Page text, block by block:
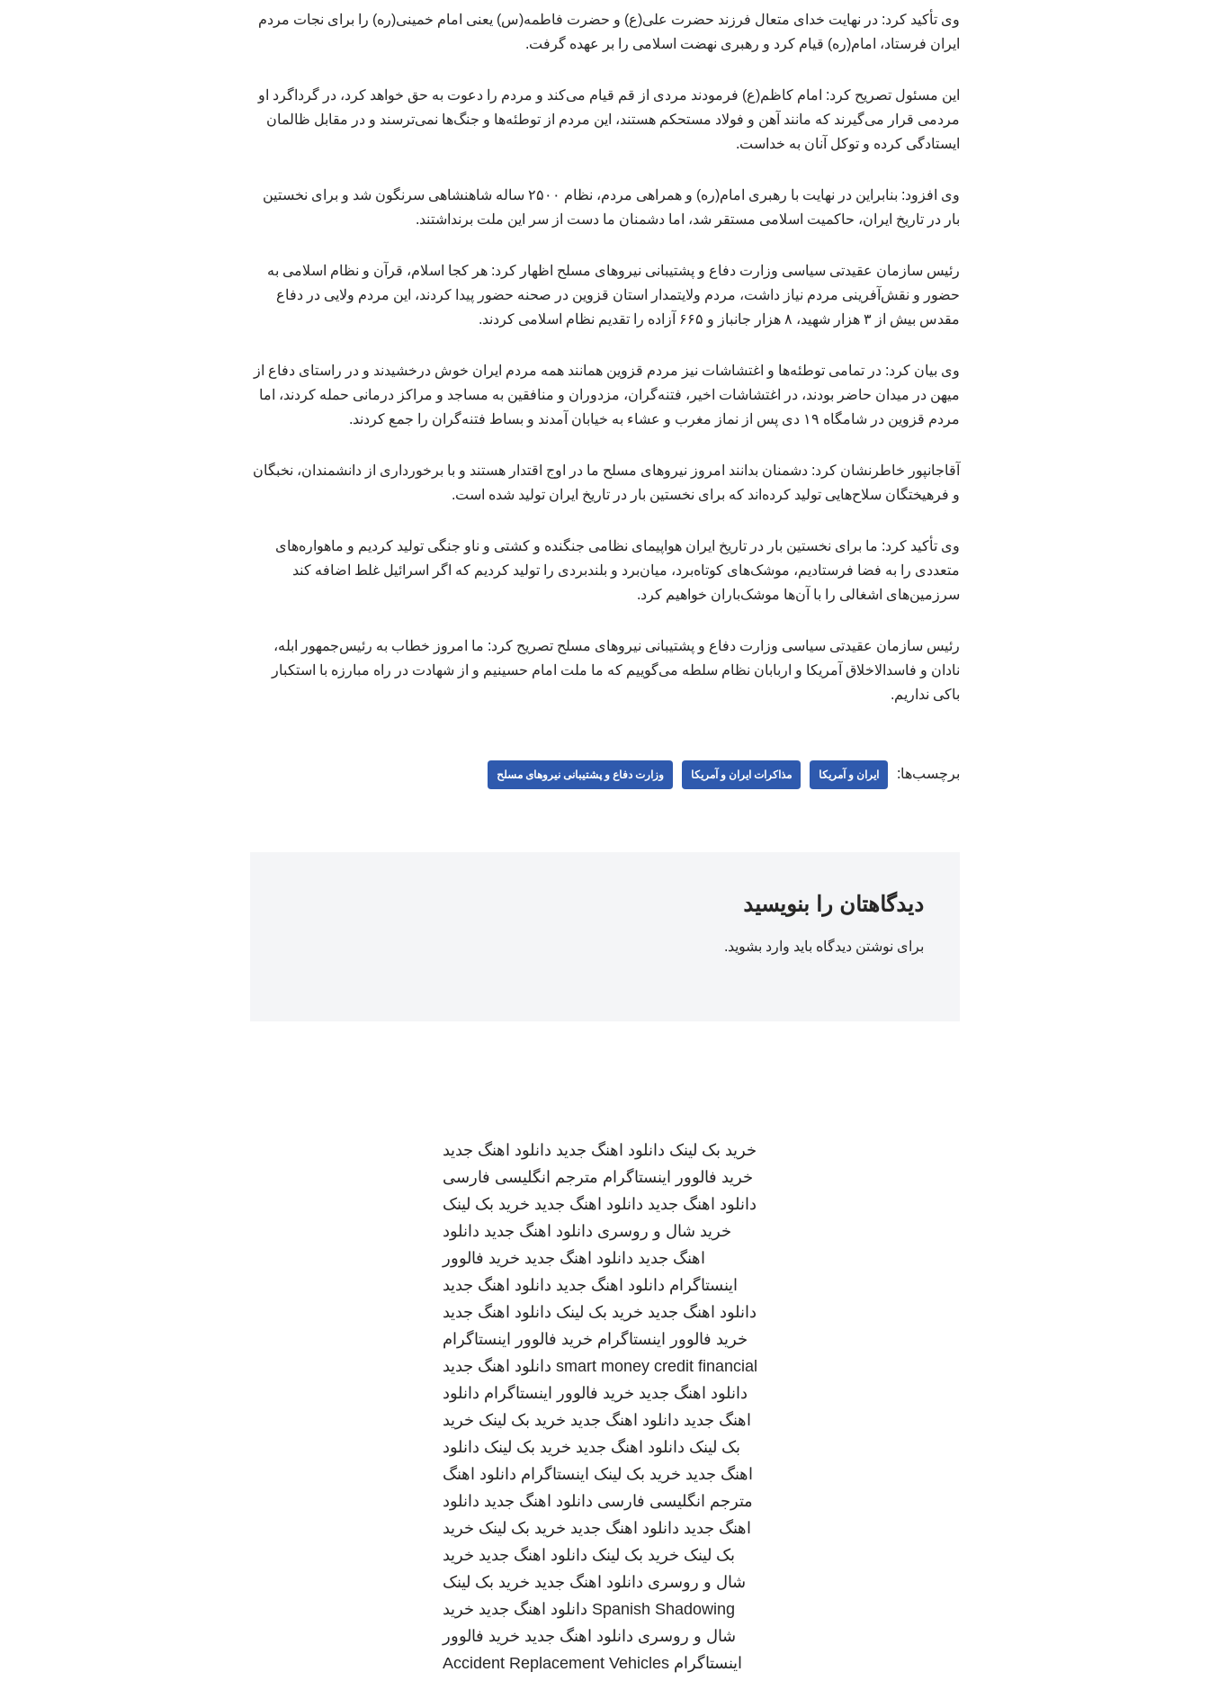
وی تأکید کرد: در نهایت خدای متعال فرزند حضرت علی(ع) و حضرت فاطمه(س) یعنی امام خمینی(ره) را برای نجات مردم
ایران فرستاد، امام(ره) قیام کرد و رهبری نهضت اسلامی را بر عهده گرفت.
این مسئول تصریح کرد: امام کاظم(ع) فرمودند مردی از قم قیام می‌کند و مردم را دعوت به حق خواهد کرد، در گرداگرد او
مردمی قرار می‌گیرند که مانند آهن و فولاد مستحکم هستند، این مردم از توطئه‌ها و جنگ‌ها نمی‌ترسند و در مقابل ظالمان
ایستادگی کرده و توکل آنان به خداست.
وی افزود: بنابراین در نهایت با رهبری امام(ره) و همراهی مردم، نظام ۲۵۰۰ ساله شاهنشاهی سرنگون شد و برای نخستین
بار در تاریخ ایران، حاکمیت اسلامی مستقر شد، اما دشمنان ما دست از سر این ملت برنداشتند.
رئیس سازمان عقیدتی سیاسی وزارت دفاع و پشتیبانی نیروهای مسلح اظهار کرد: هر کجا اسلام، قرآن و نظام اسلامی به
حضور و نقش‌آفرینی مردم نیاز داشت، مردم ولایتمدار استان قزوین در صحنه حضور پیدا کردند، این مردم ولایی در دفاع
مقدس بیش از ۳ هزار شهید، ۸ هزار جانباز و ۶۶۵ آزاده را تقدیم نظام اسلامی کردند.
وی بیان کرد: در تمامی توطئه‌ها و اغتشاشات نیز مردم قزوین همانند همه مردم ایران خوش درخشیدند و در راستای دفاع از
میهن در میدان حاضر بودند، در اغتشاشات اخیر، فتنه‌گران، مزدوران و منافقین به مساجد و مراکز درمانی حمله کردند، اما
مردم قزوین در شامگاه ۱۹ دی پس از نماز مغرب و عشاء به خیابان آمدند و بساط فتنه‌گران را جمع کردند.
آقاجانپور خاطرنشان کرد: دشمنان بدانند امروز نیروهای مسلح ما در اوج اقتدار هستند و با برخورداری از دانشمندان، نخبگان
و فرهیختگان سلاح‌هایی تولید کرده‌اند که برای نخستین بار در تاریخ ایران تولید شده است.
وی تأکید کرد: ما برای نخستین بار در تاریخ ایران هواپیمای نظامی جنگنده و کشتی و ناو جنگی تولید کردیم و ماهواره‌های
متعددی را به فضا فرستادیم، موشک‌های کوتاه‌برد، میان‌برد و بلندبردی را تولید کردیم که اگر اسرائیل غلط اضافه کند
سرزمین‌های اشغالی را با آن‌ها موشک‌باران خواهیم کرد.
رئیس سازمان عقیدتی سیاسی وزارت دفاع و پشتیبانی نیروهای مسلح تصریح کرد: ما امروز خطاب به رئیس‌جمهور ابله،
نادان و فاسدالاخلاق آمریکا و اربابان نظام سلطه می‌گوییم که ما ملت امام حسینیم و از شهادت در راه مبارزه با استکبار
باکی نداریم.
برچسب‌ها: ایران و آمریکا مذاکرات ایران و آمریکا وزارت دفاع و پشتیبانی نیروهای مسلح
دیدگاهتان را بنویسید
برای نوشتن دیدگاه باید وارد بشوید.
خرید بک لینک دانلود اهنگ جدید دانلود اهنگ جدید
خرید فالوور اینستاگرام مترجم انگلیسی فارسی
دانلود اهنگ جدید دانلود اهنگ جدید خرید بک لینک
خرید شال و روسری دانلود اهنگ جدید دانلود
اهنگ جدید دانلود اهنگ جدید خرید فالوور
اینستاگرام دانلود اهنگ جدید دانلود اهنگ جدید
دانلود اهنگ جدید خرید بک لینک دانلود اهنگ جدید
خرید فالوور اینستاگرام خرید فالوور اینستاگرام
smart money credit financial دانلود اهنگ جدید
دانلود اهنگ جدید خرید فالوور اینستاگرام دانلود
اهنگ جدید دانلود اهنگ جدید خرید بک لینک خرید
بک لینک دانلود اهنگ جدید خرید بک لینک دانلود
اهنگ جدید خرید بک لینک اینستاگرام دانلود اهنگ
مترجم انگلیسی فارسی دانلود اهنگ جدید دانلود
اهنگ جدید دانلود اهنگ جدید خرید بک لینک خرید
بک لینک خرید بک لینک دانلود اهنگ جدید خرید
شال و روسری دانلود اهنگ جدید خرید بک لینک
Spanish Shadowing دانلود اهنگ جدید خرید
شال و روسری دانلود اهنگ جدید خرید فالوور
اینستاگرام Accident Replacement Vehicles